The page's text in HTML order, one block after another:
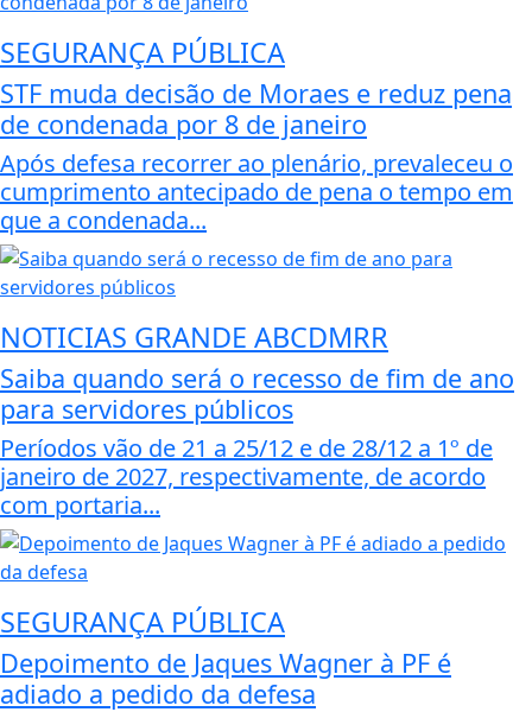
SEGURANÇA PÚBLICA
STF muda decisão de Moraes e reduz pena
de condenada por 8 de janeiro
Após defesa recorrer ao plenário, prevaleceu o
cumprimento antecipado de pena o tempo em
que a condenada...
NOTICIAS GRANDE ABCDMRR
Saiba quando será o recesso de fim de ano
para servidores públicos
Períodos vão de 21 a 25/12 e de 28/12 a 1º de
janeiro de 2027, respectivamente, de acordo
com portaria...
SEGURANÇA PÚBLICA
Depoimento de Jaques Wagner à PF é
adiado a pedido da defesa